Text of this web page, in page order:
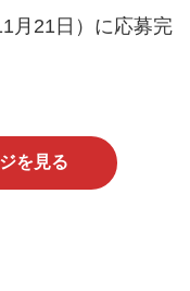
月21日）に応募完
を見る